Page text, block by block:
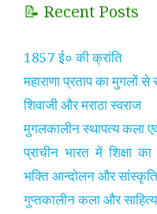
📝 Recent Posts
1857 ई० की क्रांति
महाराणा प्रताप का मुगलों से
शिवाजी और मराठा स्वराज
मुगलकालीन स्थापत्य कला
प्राचीन भारत में शिक्षा
भक्ति आन्दोलन और
गुप्तकालीन कला और साहित्य